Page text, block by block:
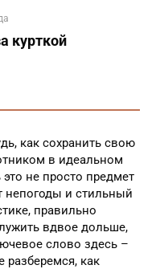
курткой
как сохранить свою
в идеальном
не просто предмет
непогоды и стильный
правильно
вдвое дольше,
слово здесь –
разберемся, как